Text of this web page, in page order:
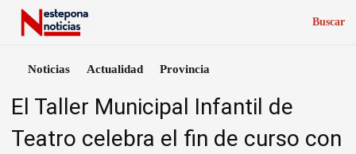
Buscar
Noticias Actualidad Provincia
El Taller Municipal Infantil de
Teatro celebra el fin de curso con